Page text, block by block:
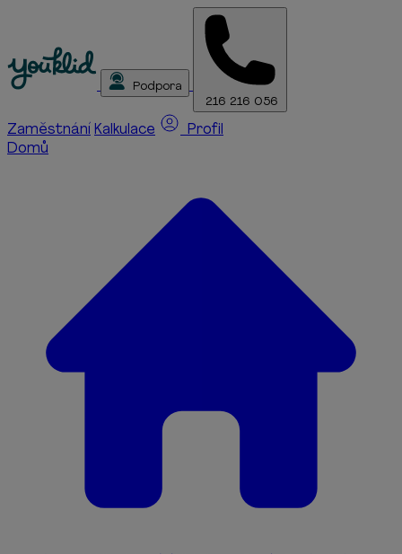
Podpora
216 216 056
Zaměstnání Kalkulace
Profil
Domů